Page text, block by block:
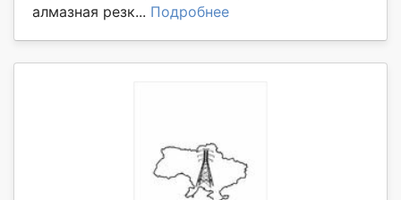
алмазная резк... Подробнее